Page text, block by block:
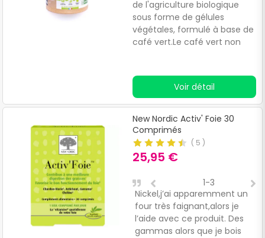
de l'agriculture biologique
sous forme de gélules
végétales, formulé à base de
café vert.Le café vert non
sucres et l'élimination des
graisses.Il facilite également
le transit intestinal et
l'élimination des déchets et
toxines par le foie et le
système digestif.Ses
propriétés énergisantes,
diurétiques et détoxifiantes
en font un excellent produit
pour compléter un régime
minceur.
Voir détail
New Nordic Activ' Foie 30
Comprimés
( 5 )
25,95 €
Nickel,j’ai apparemment un
four très faignant,alors je
l’aide avec ce produit. Des
gammas alors que je bois
1-3